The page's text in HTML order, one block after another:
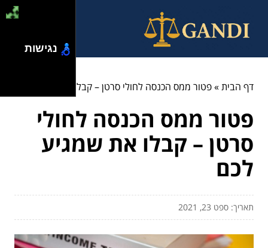
דף הבית»פטור ממס הכנסה לחולי סרטן – קבלו את שמגיע לכם
פטור ממס הכנסה לחולי
סרטן – קבלו את שמגיע
לכם
תאריך: ספט 23, 2021
נגישות